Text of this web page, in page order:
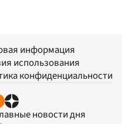
информация
использования
конфиденциальности
новости дня